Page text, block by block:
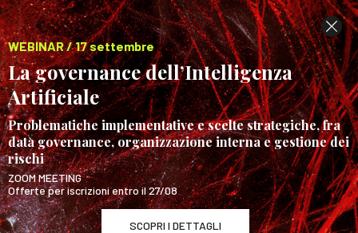
WEBINAR / 17 settembre
La governance dell’Intelligenza
Artificiale
Problematiche implementative e scelte strategiche, fra
data governance, organizzazione interna e gestione dei
rischi
ZOOM MEETING
Offerte per iscrizioni entro il 27/08
SCOPRI I DETTAGLI